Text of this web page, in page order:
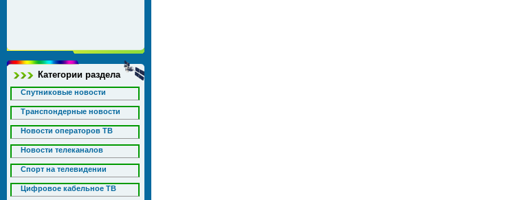
Категории раздела
Спутниковые новости
Транспондерные новости
Новости операторов ТВ
Новости телеканалов
Спорт на телевидении
Цифровое кабельное ТВ